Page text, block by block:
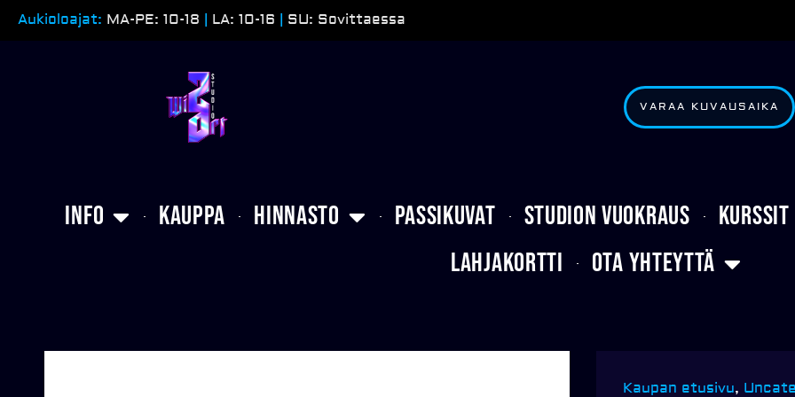
Siirry
Aukioloajat: MA-PE: 10-18 LA: 10-16 SU: Sovittaessa
VARAA KUVAUSAIKA
Info Kauppa Hinnasto Passikuvat Studion vuokraus Kurssit
Lahjakortti
Ota yhteyttä
Kaupan etusivu,